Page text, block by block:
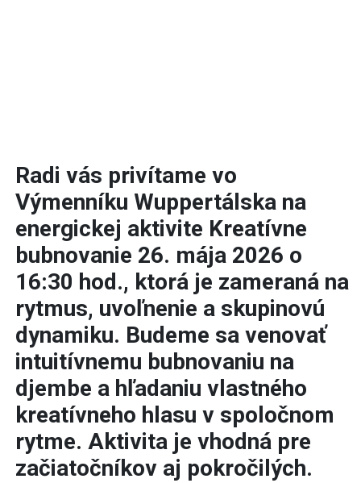
Radi vás privítame vo
Výmenníku Wuppertálska na
energickej aktivite Kreatívne
bubnovanie 26. mája 2026 o
16:30 hod., ktorá je zameraná na
rytmus, uvoľnenie a skupinovú
dynamiku. Budeme sa venovať
intuitívnemu bubnovaniu na
djembe a hľadaniu vlastného
kreatívneho hlasu v spoločnom
rytme. Aktivita je vhodná pre
začiatočníkov aj pokročilých.